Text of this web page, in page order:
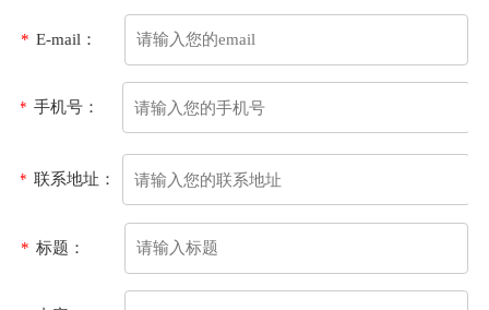
* E-mail：
* 手机号：
* 联系地址：
* 标题：